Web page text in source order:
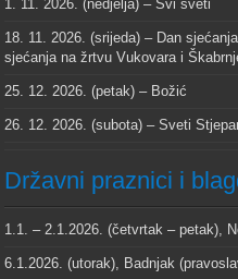
1. 11. 2026. (nedjelja) – Svi sveti
18. 11. 2026. (srijeda) – Dan
sjećanja na žrtvu Vukovara i
25. 12. 2026. (petak) – Božić
26. 12. 2026. (subota) – Sveti
Državni praznici i
1.1. – 2.1.2026. (četvrtak – petak),
6.1.2026. (utorak), Badnjak